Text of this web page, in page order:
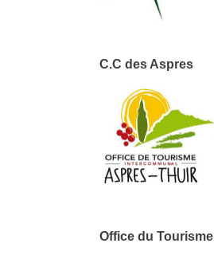
C.C des Aspres
Office du Tourisme